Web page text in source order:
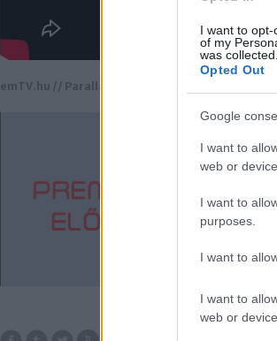
I want to
of my
was collected.
Opted Out
Google
I want to
web or
I want to
purposes.
I want to
I want to
web or
emTV.hu // Parallaxis